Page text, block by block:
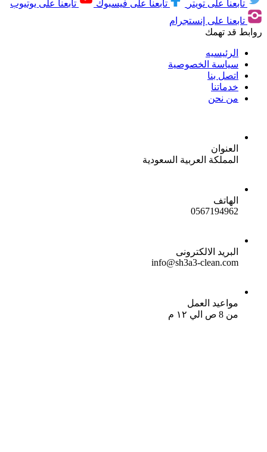
تابعنا على تويتر تابعنا على فيسبوك
تابعنا على يوتيوب
تابعنا على إنستجرام
روابط قد تهمك
الرئيسيه
سياسة الخصوصية
اتصل بنا
خدماتنا
من نحن
العنوان
المملكة العربية السعودية
الهاتف
0567194962
البريد الالكترونى
info@sh3a3-clean.com
مواعيد العمل
من 8 ص الي ١٢ م